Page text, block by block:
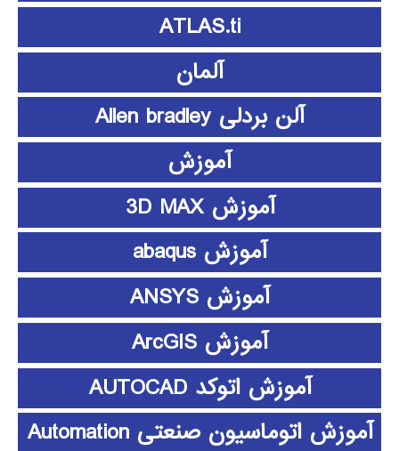
ATLAS.ti
آلمان
آلن بردلی Allen bradley
آموزش
آموزش 3D MAX
آموزش abaqus
آموزش ANSYS
آموزش ArcGIS
آموزش اتوکد AUTOCAD
آموزش اتوماسیون صنعتی Automation